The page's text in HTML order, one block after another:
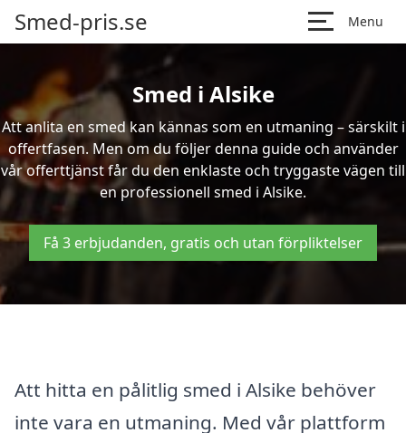
Smed-pris.se Menu
Smed i Alsike
Att anlita en smed kan kännas som en utmaning – särskilt i
offertfasen. Men om du följer denna guide och använder
vår offerttjänst får du den enklaste och tryggaste vägen till
en professionell smed i Alsike.
Få 3 erbjudanden, gratis och utan förpliktelser
Att hitta en pålitlig smed i Alsike behöver
inte vara en utmaning. Med vår plattform